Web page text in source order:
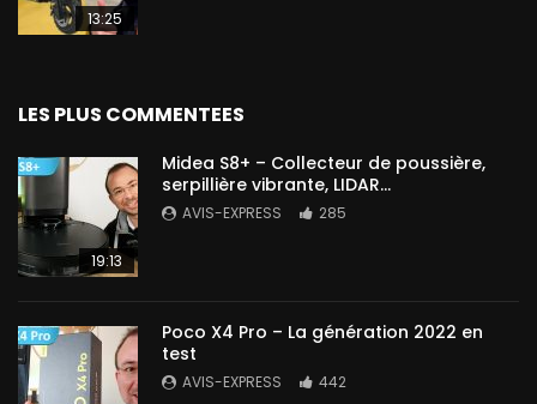
13:25
LES PLUS COMMENTEES
19:13
Midea S8+ – Collecteur de poussière,
serpillière vibrante, LIDAR…
AVIS-EXPRESS 285
Poco X4 Pro – La génération 2022 en
test
AVIS-EXPRESS 442